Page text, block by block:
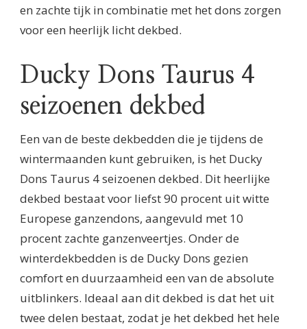
en zachte tijk in combinatie met het dons zorgen
voor een heerlijk licht dekbed.
Ducky Dons Taurus 4
seizoenen dekbed
Een van de beste dekbedden die je tijdens de
wintermaanden kunt gebruiken, is het Ducky
Dons Taurus 4 seizoenen dekbed. Dit heerlijke
dekbed bestaat voor liefst 90 procent uit witte
Europese ganzendons, aangevuld met 10
procent zachte ganzenveertjes. Onder de
winterdekbedden is de Ducky Dons gezien
comfort en duurzaamheid een van de absolute
uitblinkers. Ideaal aan dit dekbed is dat het uit
twee delen bestaat, zodat je het dekbed het hele